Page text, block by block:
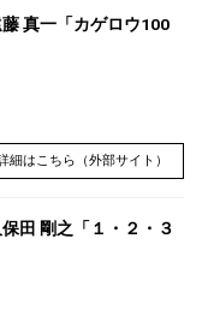
藤 真一「カゲロウ100
細はこちら（外部サイト）
田 剛之「１・２・３